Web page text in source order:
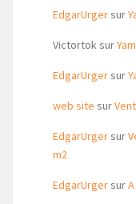
EdgarUrgersur
Victortoksur
EdgarUrgersur
web site sur
EdgarUrgersur
m2
EdgarUrgersur